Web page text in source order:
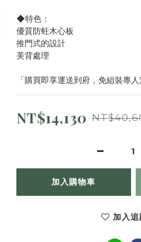
◆特色：
優質防蛀木心板
推門式的設計
美背處理
「購買即享運送到府，免組裝專人
NT$14,130
加入購物車
加入